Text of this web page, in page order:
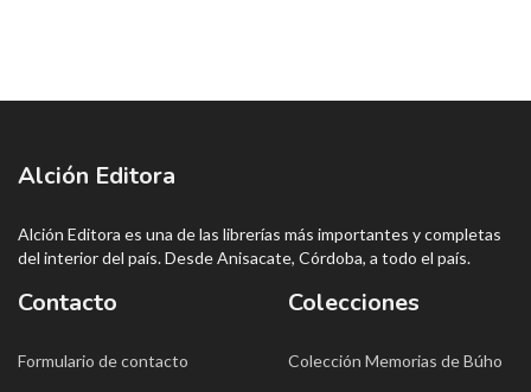
Alción Editora
Alción Editora es una de las librerías más importantes y completas
del interior del país. Desde Anisacate, Córdoba, a todo el país.
Contacto
Formulario de contacto
Colecciones
Colección Memorias de Búho